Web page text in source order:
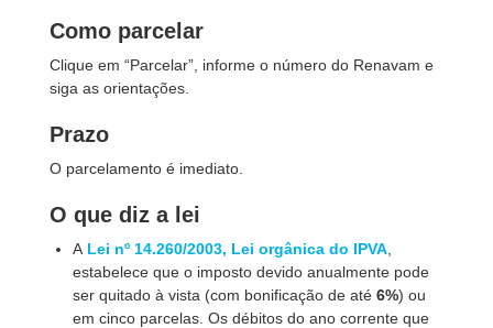
Como parcelar
Clique em “Parcelar”, informe o número do Renavam e
siga as orientações.
Prazo
O parcelamento é imediato.
O que diz a lei
A Lei nº 14.260/2003, Lei orgânica do IPVA
estabelece que o imposto devido anualmente pode
ser quitado à vista (com bonificação de até6%) ou
em cinco parcelas. Os débitos do ano corrente que